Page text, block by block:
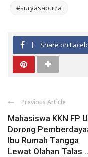
#suryasaputra
Share on
Previous Article
Mahasiswa KKN FP
Dorong
Ibu Rumah Tangga
Lewat Olahan Talas